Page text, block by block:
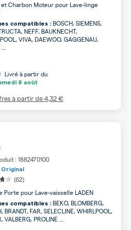
Charbon Moteur pour Lave-linge
compatibles : BOSCH, SIEMENS,
NEFF, BAUKNECHT,
VIVA, DAEWOO, GAGGENAU,
Livré à partir du
8 août
à partir de4,32 €
: 1882470100
Original
(62)
Porte pour Lave-vaisselle LADEN
compatibles : BEKO, BLOMBERG,
BRANDT, FAR, SELECLINE, WHIRLPOOL,
VALBERG, PROLINE ...